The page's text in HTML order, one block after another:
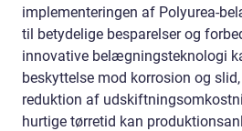
implementeringen af Polyurea-
til betydelige besparelser og
innovative belægningsteknologi
beskyttelse mod korrosion og
reduktion af
hurtige tørretid kan